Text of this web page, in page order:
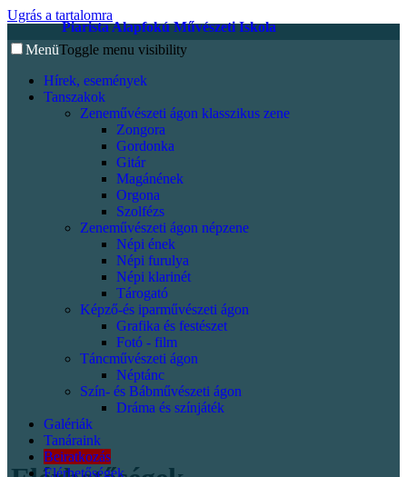
Ugrás a tartalomra
Piarista Alapfokú Művészeti Iskola
MenüToggle menu visibility
Hírek, események
Tanszakok
Zeneművészeti ágon klasszikus zene
Zongora
Gordonka
Gitár
Magánének
Orgona
Szolfézs
Zeneművészeti ágon népzene
Népi ének
Népi furulya
Népi klarinét
Tárogató
Képző-és iparművészeti ágon
Grafika és festészet
Fotó - film
Táncművészeti ágon
Néptánc
Szín- és Bábművészeti ágon
Dráma és színjáték
Galériák
Tanáraink
Beiratkozás
Elérhetőségek
<p></p>